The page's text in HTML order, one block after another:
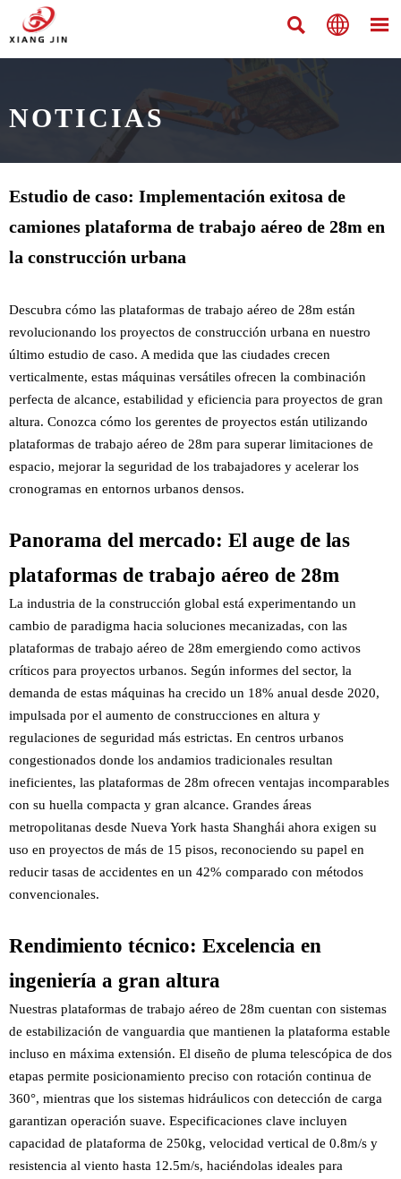
  
NOTICIAS
Estudio de caso: Implementación exitosa de
camiones plataforma de trabajo aéreo de 28m en
la construcción urbana
Descubra cómo las plataformas de trabajo aéreo de 28m están
revolucionando los proyectos de construcción urbana en nuestro
último estudio de caso. A medida que las ciudades crecen
verticalmente, estas máquinas versátiles ofrecen la combinación
perfecta de alcance, estabilidad y eficiencia para proyectos de gran
altura. Conozca cómo los gerentes de proyectos están utilizando
plataformas de trabajo aéreo de 28m para superar limitaciones de
espacio, mejorar la seguridad de los trabajadores y acelerar los
cronogramas en entornos urbanos densos.
Panorama del mercado: El auge de las
plataformas de trabajo aéreo de 28m
La industria de la construcción global está experimentando un
cambio de paradigma hacia soluciones mecanizadas, con las
plataformas de trabajo aéreo de 28m emergiendo como activos
críticos para proyectos urbanos. Según informes del sector, la
demanda de estas máquinas ha crecido un 18% anual desde 2020,
impulsada por el aumento de construcciones en altura y
regulaciones de seguridad más estrictas. En centros urbanos
congestionados donde los andamios tradicionales resultan
ineficientes, las plataformas de 28m ofrecen ventajas incomparables
con su huella compacta y gran alcance. Grandes áreas
metropolitanas desde Nueva York hasta Shanghái ahora exigen su
uso en proyectos de más de 15 pisos, reconociendo su papel en
reducir tasas de accidentes en un 42% comparado con métodos
convencionales.
Rendimiento técnico: Excelencia en
ingeniería a gran altura
Nuestras plataformas de trabajo aéreo de 28m cuentan con sistemas
de estabilización de vanguardia que mantienen la plataforma estable
incluso en máxima extensión. El diseño de pluma telescópica de dos
etapas permite posicionamiento preciso con rotación continua de
360°, mientras que los sistemas hidráulicos con detección de carga
garantizan operación suave. Especificaciones clave incluyen
capacidad de plataforma de 250kg, velocidad vertical de 0.8m/s y
resistencia al viento hasta 12.5m/s, haciéndolas ideales para